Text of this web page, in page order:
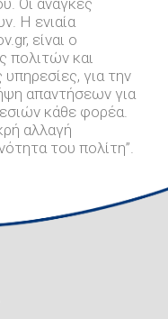
Η ενιαία
είναι ο
πολιτών και
για την
απαντήσεων για
κάθε φορέα.
αλλαγή
του πολίτη”.